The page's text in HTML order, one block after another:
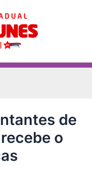
de
o